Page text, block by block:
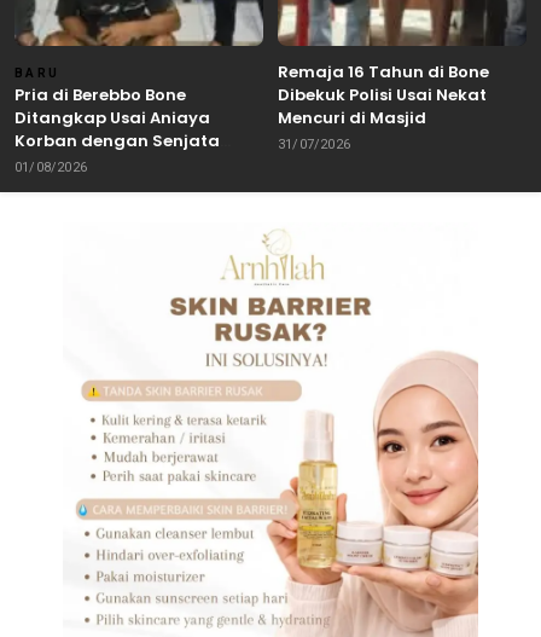
BARU
Pria di Berebbo Bone
Ditangkap Usai Aniaya
Korban dengan Senjata
Tajam
01/08/2026
Remaja 16 Tahun di Bone
Dibekuk Polisi Usai Nekat
Mencuri di Masjid
31/07/2026